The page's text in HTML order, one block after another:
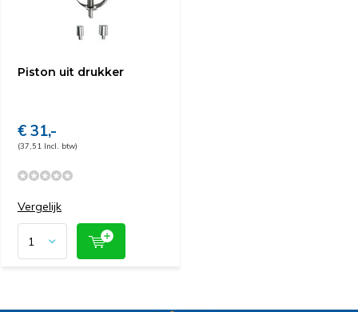
Piston uit drukker
€ 31,-
(37,51 Incl. btw)
Vergelijk